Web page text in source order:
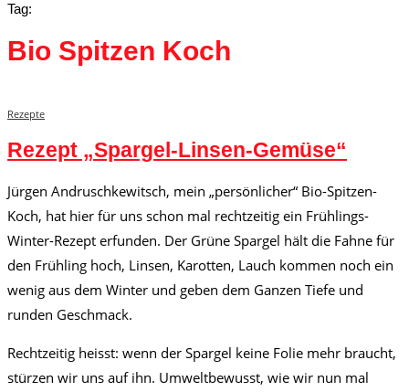
Tag:
Bio Spitzen Koch
Rezepte
Rezept „Spargel-Linsen-Gemüse“
Jürgen Andruschkewitsch, mein „persönlicher“ Bio-Spitzen-
Koch, hat hier für uns schon mal rechtzeitig ein Frühlings-
Winter-Rezept erfunden. Der Grüne Spargel hält die Fahne für
den Frühling hoch, Linsen, Karotten, Lauch kommen noch ein
wenig aus dem Winter und geben dem Ganzen Tiefe und
runden Geschmack.
Rechtzeitig heisst: wenn der Spargel keine Folie mehr braucht,
stürzen wir uns auf ihn. Umweltbewusst, wie wir nun mal